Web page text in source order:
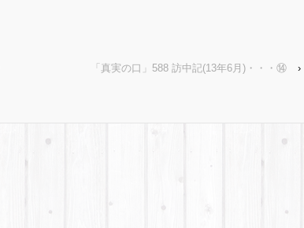
「真実の口」588 訪中記(13年6月)・・・⑭ ›